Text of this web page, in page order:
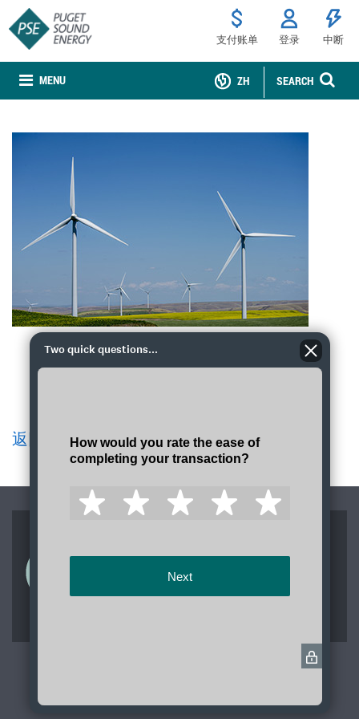
MENU
支付账单 登录 中断
SEARCH
ZH
请求已取消
返回管理服务
服务和卓越表现的团队。
Two quick questions...